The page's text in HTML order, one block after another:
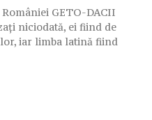
GETO-DACII
niciodată, ei fiind de
iar limba latină fiind